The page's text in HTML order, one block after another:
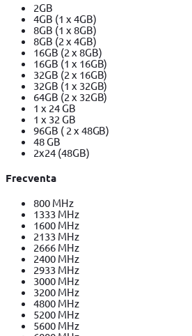
2GB
4GB (1 x 4GB)
8GB (1 x 8GB)
8GB (2 x 4GB)
16GB (2 x 8GB)
16GB (1 x 16GB)
32GB (2 x 16GB)
32GB (1 x 32GB)
64GB (2 x 32GB)
1 x 24 GB
1 x 32 GB
96GB ( 2 x 48GB)
48 GB
2x24 (48GB)
Frecventa
800 MHz
1333 MHz
1600 MHz
2133 MHz
2666 MHz
2400 MHz
2933 MHz
3000 MHz
3200 MHz
4800 MHz
5200 MHz
5600 MHz